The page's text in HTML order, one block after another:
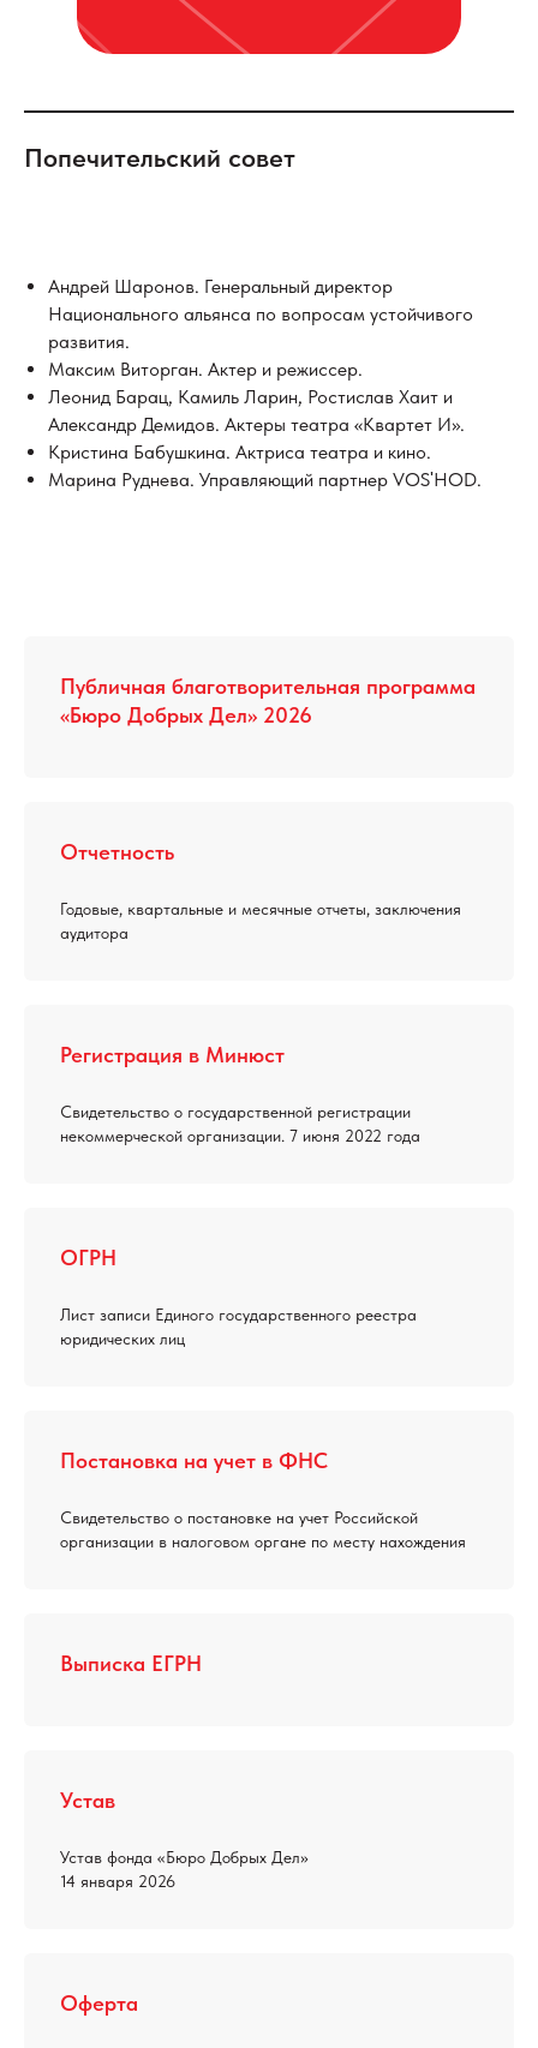
Попечительский совет
Андрей Шаронов. Генеральный директор
Национального альянса по вопросам устойчивого
развития.
Максим Виторган. Актер и режиссер.
Леонид Барац, Камиль Ларин, Ростислав Хаит и
Александр Демидов. Актеры театра «Квартет И».
Кристина Бабушкина. Актриса театра и кино.
Марина Руднева. Управляющий партнер VOS'HOD.
Публичная благотворительная программа
«Бюро Добрых Дел» 2026
Отчетность
Годовые, квартальные и месячные отчеты, заключения
аудитора
Регистрация в Минюст
Свидетельство о государственной регистрации
некоммерческой организации. 7 июня 2022 года
ОГРН
Лист записи Единого государственного реестра
юридических лиц
Постановка на учет в ФНС
Свидетельство о постановке на учет Российской
организации в налоговом органе по месту нахождения
Выписка ЕГРН
Устав
Устав фонда «Бюро Добрых Дел»
14 января 2026
Оферта